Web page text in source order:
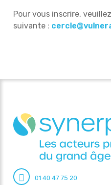
Pour vous inscrire,
suivante :
01 40 47 75 20